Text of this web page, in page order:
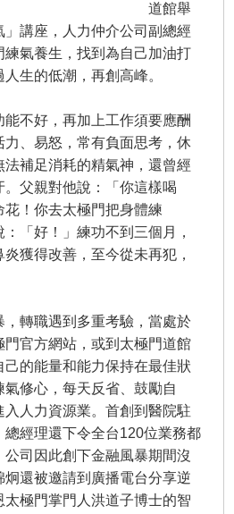
道館舉
講座，人力仲介公司副總經
氣養生，找到為自己加油打
生的低潮，再創高峰。
不好，再加上工作須要應酬
力、易怒，常有負面思考，休
補足消耗的精氣神，還曾經
父親對他說：「你這樣喝
！你去太極門把身體練
「好！」練功不到三個月，
獲得改善，至今從未再犯，
轉職遇到多重考驗，當處於
官方網站，或到太極門道館
的能量和能力保持在最佳狀
修心，每天反省、鼓勵自
人力資源業。首創到醫院駐
經理還下令全台120位業務都
司因此創下金融風暴期間沒
還被邀請到廣播電台分享逆
極門掌門人洪道子博士的智